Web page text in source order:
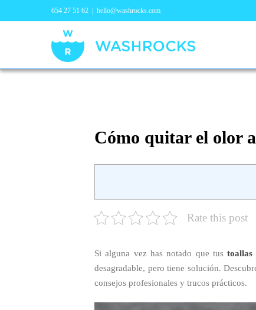
654 27 51 62 | hello@washrocks.com
Cómo quitar el olor
Rate this post
Si alguna vez has notado que tustoallas
desagradable, pero tiene solución.
consejos profesionales y trucos prácticos.